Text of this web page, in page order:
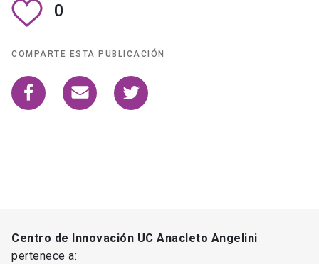
0
COMPARTE ESTA PUBLICACIÓN
Centro de Innovación UC Anacleto Angelini
pertenece a: